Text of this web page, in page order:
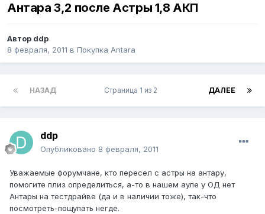
Антара 3,2 после Астры 1,8 АКП
Автор ddp
8 февраля, 2011 в Покупка Antara
НАЗАД ДАЛЕЕ
Страница 1 из 2
ddp
Опубликовано 8 февраля, 2011
Уважаемые форумчане, кто пересел с астры на антару,
помогите плиз определиться, а-то в нашем ауле у ОД нет
Антары на тестдрайве (да и в наличии тоже), так-что
посмотреть-пощупать негде.